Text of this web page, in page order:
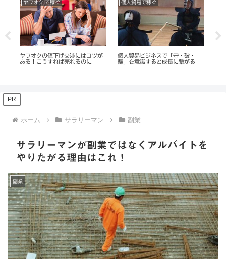
ヤフオク!で稼ぐ
ヤフオクの値下げ交渉にはコツが
ある！こうすれば売れるのに
個人貿易で稼ぐ
個人貿易ビジネスで「守・破・
離」を意識すると成長に繋がる
PR
ホーム サラリーマン 副業
サラリーマンが副業ではなくアルバイトを
やりたがる理由はこれ！
副業